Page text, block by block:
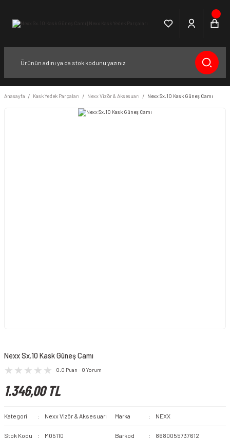
Anasayfa Kask Yedek Parçaları Nexx Vizör & Aksesuarı Nexx Sx.10 Kask Güneş Camı
Nexx Sx.10 Kask Güneş Camı
0.0 Puan - 0 Yorum
1.346,00 TL
Kategori Nexx Vizör & Aksesuarı Marka NEXX
Stok Kodu M05110
Barkod
8680055737612